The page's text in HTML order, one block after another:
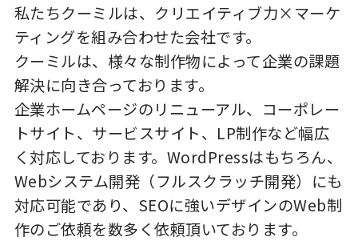
私たちクーミルは、クリエイティブ力×マーケ
ティングを組み合わせた会社です。
クーミルは、様々な制作物によって企業の課題
解決に向き合っております。
企業ホームページのリニューアル、コーポレー
トサイト、サービスサイト、LP制作など幅広
く対応しております。WordPressはもちろん、
Webシステム開発（フルスクラッチ開発）にも
対応可能であり、SEOに強いデザインのWeb制
作のご依頼を数多く依頼頂いております。